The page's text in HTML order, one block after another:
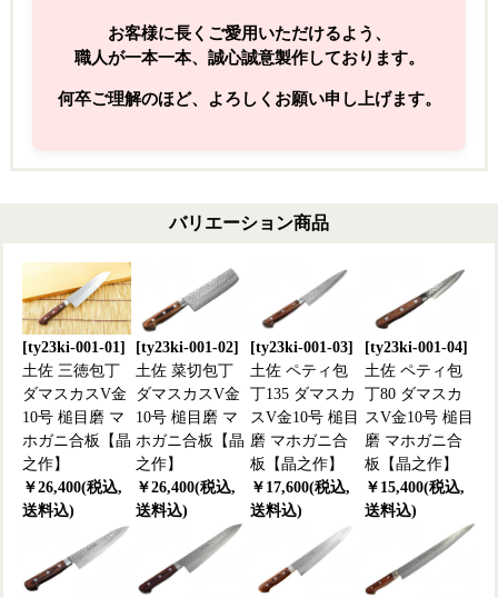
お客様に長くご愛用いただけるよう、
職人が一本一本、誠心誠意製作しております。
何卒ご理解のほど、よろしくお願い申し上げます。
バリエーション商品
[ty23ki-001-01]
土佐 三徳包丁
ダマスカスV金
10号 槌目磨 マ
ホガニ合板【晶
之作】
￥26,400(税込,
送料込)
[ty23ki-001-02]
土佐 菜切包丁
ダマスカスV金
10号 槌目磨 マ
ホガニ合板【晶
之作】
￥26,400(税込,
送料込)
[ty23ki-001-03]
土佐 ペティ包
丁135 ダマスカ
スV金10号 槌目
磨 マホガニ合
板【晶之作】
￥17,600(税込,
送料込)
[ty23ki-001-04]
土佐 ペティ包
丁80 ダマスカ
スV金10号 槌目
磨 マホガニ合
板【晶之作】
￥15,400(税込,
送料込)